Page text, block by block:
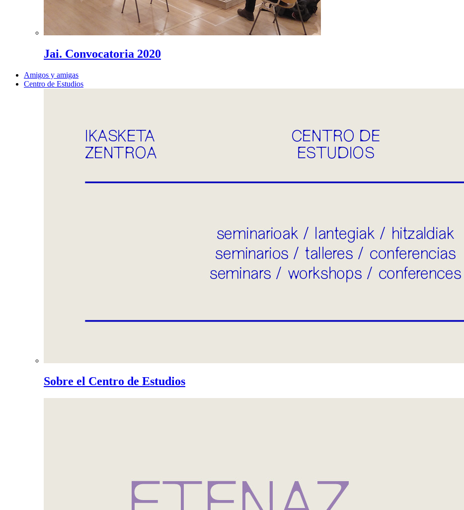
Jai. Convocatoria 2020
Amigos y amigas
Centro de Estudios
Sobre el Centro de Estudios